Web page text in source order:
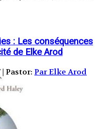
: Les conséquences
de Elke Arod
Pastor: Par Elke Arod